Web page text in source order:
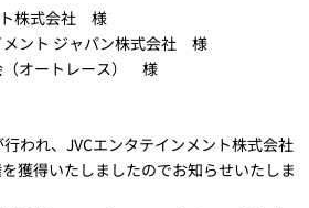
ト株式会社 様
ント ジャパン株式会社 様
（オートレース） 様
われ、JVCエンタテインメント株式会社
獲得いたしましたのでお知らせいたしま